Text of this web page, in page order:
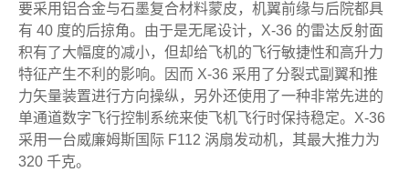
要采用铝合金与石墨复合材料蒙皮，机翼前缘与后院都具
有 40 度的后掠角。由于是无尾设计，X-36 的雷达反射面
积有了大幅度的减小，但却给飞机的飞行敏捷性和高升力
特征产生不利的影响。因而 X-36 采用了分裂式副翼和推
力矢量装置进行方向操纵，另外还使用了一种非常先进的
单通道数字飞行控制系统来使飞机飞行时保持稳定。X-36
采用一台威廉姆斯国际 F112 涡扇发动机，其最大推力为
320 千克。